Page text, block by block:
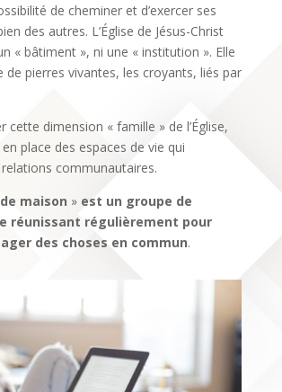
de cheminer et d’exercer ses
des autres. L’Église de Jésus-Christ
« bâtiment », ni une « institution ». Elle
de pierres vivantes, les croyants, liés par
cette dimension « famille » de l’Église,
en place des espaces de vie qui
communautaires.
maison » est un groupe de
réunissant régulièrement pour
des choses en commun.